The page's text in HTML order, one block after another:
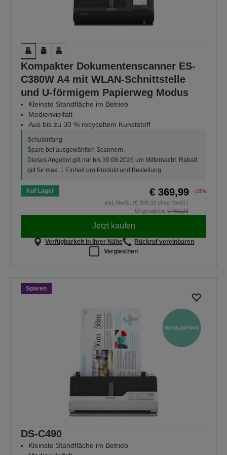
Kompakter Dokumentenscanner ES-
C380W A4 mit WLAN-Schnittstelle
und U-förmigem Papierweg Modus
Kleinste Standfläche im Betrieb
Medienvielfalt
Aus bis zu 30 % recyceltem Kunststoff
Schulanfang
Spare bei ausgewählten Scannern.
Dieses Angebot gilt nur bis 30.08.2026 um Mitternacht. Rabatt
gilt für max. 1 Einheit pro Produkt und Bestellung.
Auf Lager € 369,99
-18%
inkl. MwSt. (€ 308,33 ohne MwSt.)
Originalpreis € 452,23
Jetzt kaufen
Verfügbarkeit in Ihrer Nähe
Rückruf vereinbaren
Vergleichen
Sparen
DS-C490
Kleinste Standfläche im Betrieb